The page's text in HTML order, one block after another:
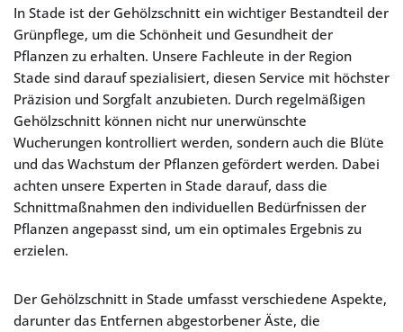
In Stade ist der Gehölzschnitt ein wichtiger Bestandteil der
Grünpflege, um die Schönheit und Gesundheit der
Pflanzen zu erhalten. Unsere Fachleute in der Region
Stade sind darauf spezialisiert, diesen Service mit höchster
Präzision und Sorgfalt anzubieten. Durch regelmäßigen
Gehölzschnitt können nicht nur unerwünschte
Wucherungen kontrolliert werden, sondern auch die Blüte
und das Wachstum der Pflanzen gefördert werden. Dabei
achten unsere Experten in Stade darauf, dass die
Schnittmaßnahmen den individuellen Bedürfnissen der
Pflanzen angepasst sind, um ein optimales Ergebnis zu
erzielen.
Der Gehölzschnitt in Stade umfasst verschiedene Aspekte,
darunter das Entfernen abgestorbener Äste, die